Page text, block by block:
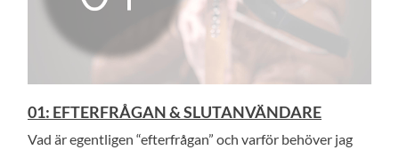
01: EFTERFRÅGAN & SLUTANVÄNDARE
Vad är egentligen “efterfrågan” och varför behöver jag